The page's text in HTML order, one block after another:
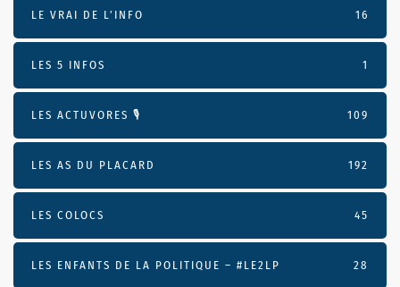
LE VRAI DE L’INFO 16
LES 5 INFOS 1
LES ACTUVORES 🎙 109
LES AS DU PLACARD 192
LES COLOCS 45
LES ENFANTS DE LA POLITIQUE – #LE2LP 28